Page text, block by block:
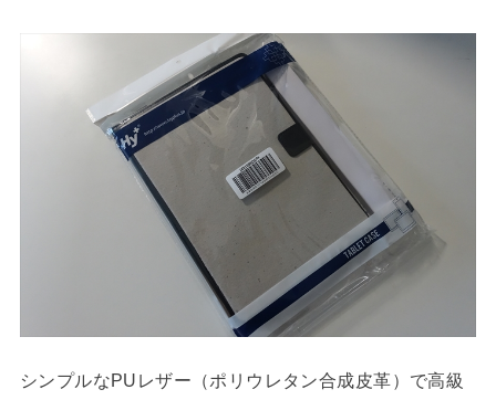
シンプルなPUレザー（ポリウレタン合成皮革）で高級